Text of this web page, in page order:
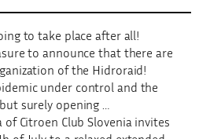
to take place after all!
to announce that there are
of the Hidroraid!
under control and the
surely opening …
Citroen Club Slovenia invites